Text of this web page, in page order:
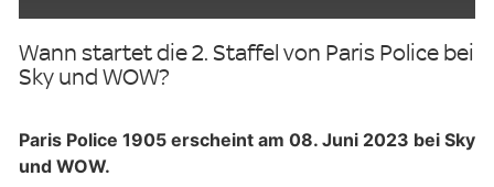
Wann startet die 2. Staffel von Paris Police bei
Sky und WOW?
Paris Police 1905 erscheint am 08. Juni 2023 bei Sky
und WOW.